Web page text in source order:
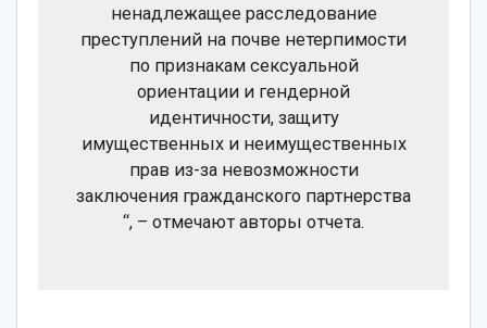
ненадлежащее расследование
преступлений на почве нетерпимости
по признакам сексуальной
ориентации и гендерной
идентичности, защиту
имущественных и неимущественных
прав из-за невозможности
заключения гражданского партнерства
“, – отмечают авторы отчета.